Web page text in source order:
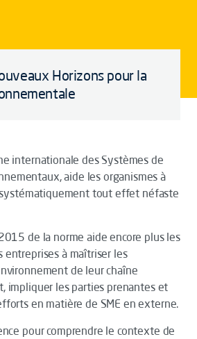
Horizons pour la
internationale des Systèmes de
aide les organismes à
tout effet néfaste
de la norme aide encore plus les
à maîtriser les
de leur chaîne
impliquer les parties prenantes et
en matière de SME en externe.
pour comprendre le contexte de